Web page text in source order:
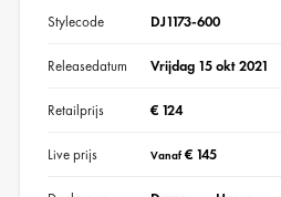
Stylecode DJ1173-600
Releasedatum Vrijdag 15 okt 2021
Retailprijs € 124
Live prijs Vanaf€ 145